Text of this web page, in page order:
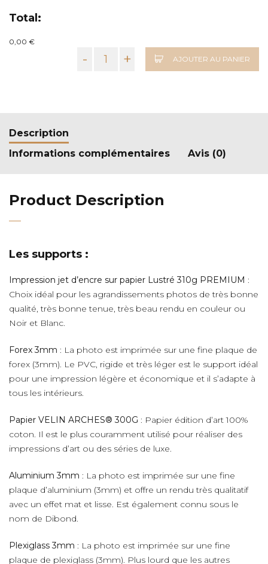
Total:
0,00 €
- + AJOUTER AU PANIER
Description
Informations complémentaires
Avis (0)
Product Description
Les supports :
Impression jet d’encre sur papier Lustré 310g PREMIUM :
Choix idéal pour les agrandissements photos de très bonne
qualité, très bonne tenue, très beau rendu en couleur ou
Noir et Blanc.
Forex 3mm : La photo est imprimée sur une fine plaque de
forex (3mm). Le PVC, rigide et très léger est le support idéal
pour une impression légère et économique et il s’adapte à
tous les intérieurs.
Papier VELIN ARCHES® 300G : Papier édition d’art 100%
coton. Il est le plus couramment utilisé pour réaliser des
impressions d’art ou des séries de luxe.
Aluminium 3mm : La photo est imprimée sur une fine
plaque d’aluminium (3mm) et offre un rendu très qualitatif
avec un effet mat et lisse. Est également connu sous le
nom de Dibond.
Plexiglass 3mm : La photo est imprimée sur une fine
plaque de plexiglass (3mm). Plus lourd que les autres